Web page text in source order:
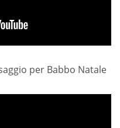
per Babbo Natale